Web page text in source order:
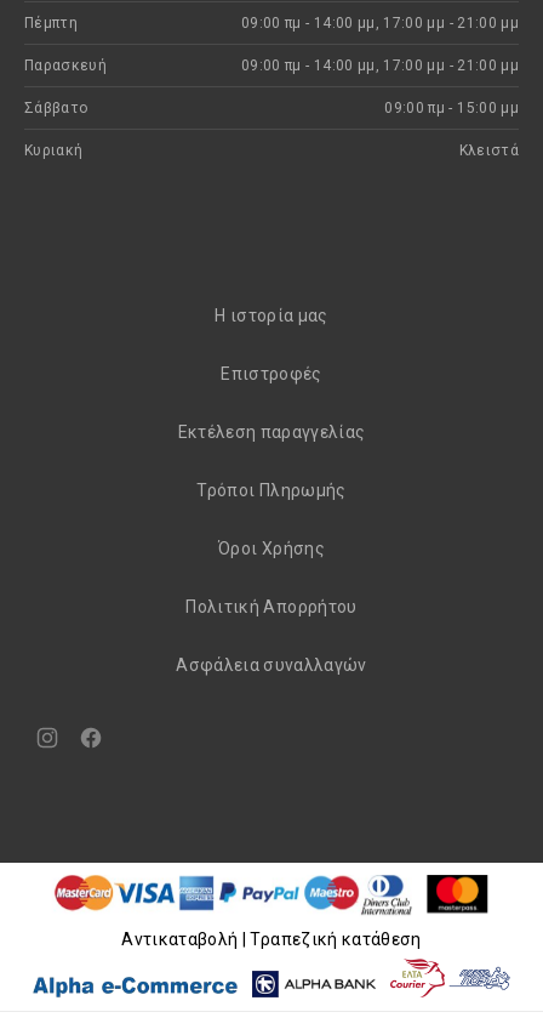
Πέμπτη 09:00 πμ - 14:00 μμ, 17:00 μμ - 21:00 μμ
Παρασκευή 09:00 πμ - 14:00 μμ, 17:00 μμ - 21:00 μμ
Σάββατο 09:00 πμ - 15:00 μμ
Κυριακή Kλειστά
H ιστορία μας
Eπιστροφές
Εκτέλεση παραγγελίας
Τρόποι Πληρωμής
Όροι Χρήσης
Πολιτική Απορρήτου
Aσφάλεια συναλλαγών
Νέο
Νέο
Aντικαταβολή | Τραπεζική κατάθεση